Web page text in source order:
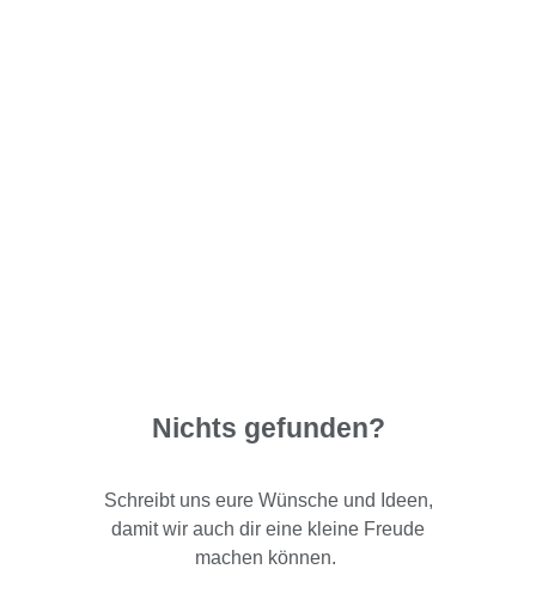
Nichts gefunden?
Schreibt uns eure Wünsche und Ideen,
damit wir auch dir eine kleine Freude
machen können.